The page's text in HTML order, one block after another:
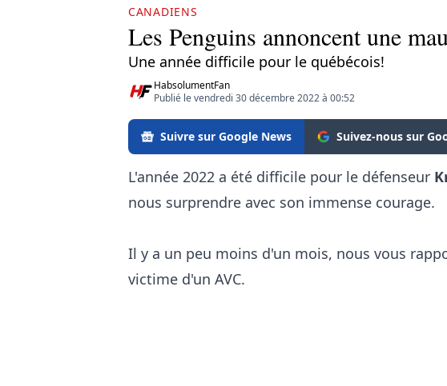
CANADIENS
Les Penguins annoncent une
Une année difficile pour le québécois!
HabsolumentFan
Publié le vendredi 30 décembre 2022 à 00:52
Suivre sur Google News Suivez-nous sur
L'année 2022 a été difficile pour le défenseur
nous surprendre avec son immense courage.
Il y a un peu moins d'un mois, nous vous
victime d'un AVC.